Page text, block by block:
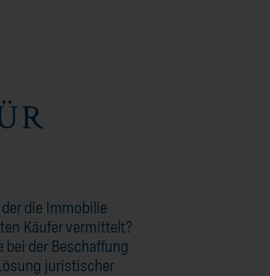
die Immobilie
Käufer vermittelt?
bei der Beschaffung
juristischer